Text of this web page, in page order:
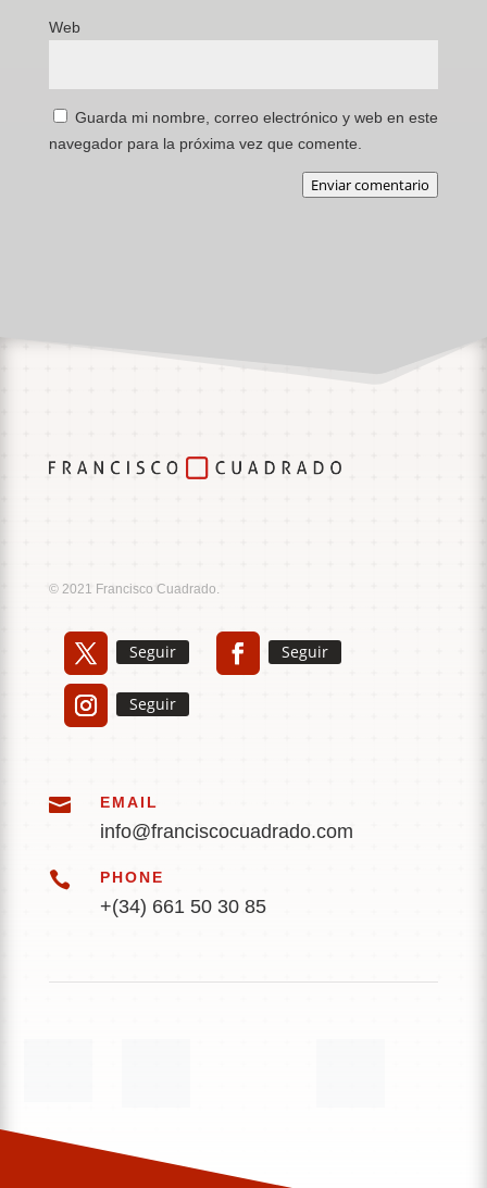
Web
Guarda mi nombre, correo electrónico y web en este
navegador para la próxima vez que comente.
Enviar comentario
© 2021 Francisco Cuadrado.
Seguir Seguir
Seguir
 EMAIL
info@franciscocuadrado.com
 PHONE
+(34) 661 50 30 85